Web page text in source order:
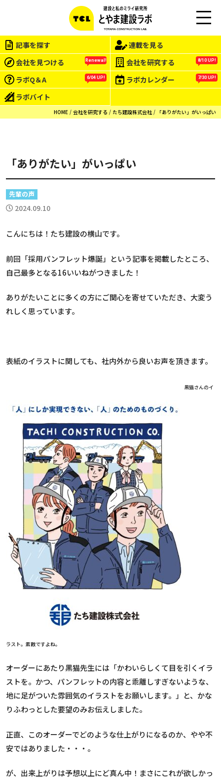
EN
記事を探す
連載を見る
会社を見つける
Renewal! 会社を研究する 8/10 UP!
ラボQ＆A 6/04 UP! ラボカレンダー 7/30 UP!
ラボバイト
HOME 会社を研究する たち建設株式会社 「ありがたい」がいっぱい
「ありがたい」がいっぱい
先輩の声
2024.09.10
こんにちは！たち建設の横山です。
前回「採用パンフレット爆誕」という記事を掲載したところ、
自己最多となる16いいねがつきました！
ありがたいことに多くの方にご関心を寄せていただき、大変う
れしく思っています。
表紙のイラストに関しても、社内外から良いお声を頂きます。
黒猫さんのイ
ラスト。素敵ですよね。
オーダーにあたり黒猫先生には「かわいらしくて目を引くイラ
ストを。かつ、パンフレットの内容と乖離しすぎないような、
地に足がついた雰囲気のイラストをお願いします。」と、かな
りふわっとした要望のみお伝えしました。
正直、このオーダーでどのような仕上がりになるのか、やや不
安ではありました・・・。
が、出来上がりは予想以上にど真ん中！まさにこれが欲しかっ
この会社をもっと研究する